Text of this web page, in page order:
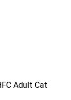
Adult Cat